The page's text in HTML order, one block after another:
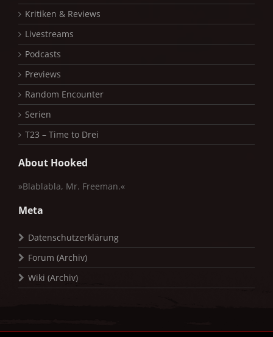
Kritiken & Reviews
Livestreams
Podcasts
Previews
Random Encounter
Serien
T23 – Time to Drei
About Hooked
»Blablabla, Mr. Freeman.«
Meta
Datenschutzerklärung
Forum (Archiv)
Wiki (Archiv)